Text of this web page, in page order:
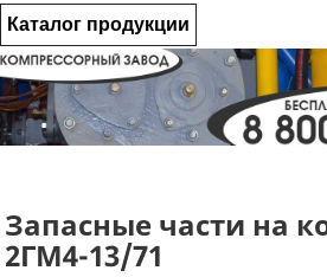
Каталог продукции
Запасные части на
2ГМ4-13/71